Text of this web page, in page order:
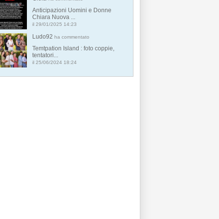
Anticipazioni Uomini e Donne
Chiara Nuova ...
il 29/01/2025 14:23
Ludo92 ha commentato
Temtpation Island : foto coppie,
tentatori...
il 25/06/2024 18:24